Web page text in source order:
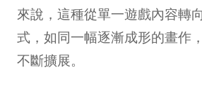
來說，這種從單一遊戲內容轉
式，如同一幅逐漸成形的畫作
不斷擴展。